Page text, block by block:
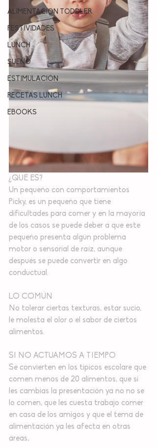
ALIMENTACION TODDLER
FESTIVIDADES
LUNCH
SUEÑO
ESTIMULACIÓN
RECETAS LUNCH
EBOOKS
¿QUÉ ES?
Un pequeño con comportamientos
Picky, es un pequeño que tiene
dificultades para comer y en la mayoría
de los casos se puede deber a que este
pequeño presenta algún problema
motor o sensorial de raíz, aunque
después se puede convertir en algo
conductual.
LO COMÚN
No tolerar ciertas texturas, estar sucio,
le molesta el olor o el sabor de ciertos
alimentos.
SI NO ACTUAMOS A TIEMPO
Se convierten en los tipicos escolare que
comen menos de 20 alimentos, que si
les cambias la presentación ya no no se
lo comen, que les cuesta trabajo comer
en casa de los amigos y que el tema de
alimentación ya les afecta en otras
áreas,